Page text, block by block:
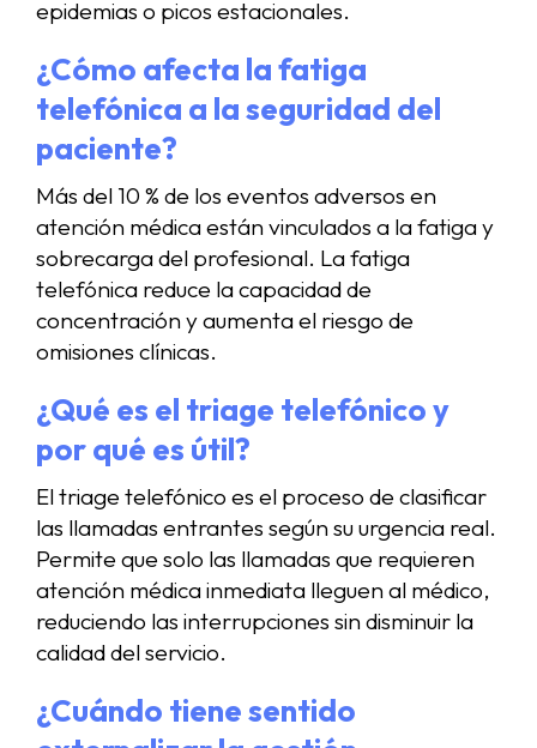
epidemias o picos estacionales.
¿Cómo afecta la fatiga
telefónica a la seguridad del
paciente?
Más del 10 % de los eventos adversos en
atención médica están vinculados a la fatiga y
sobrecarga del profesional. La fatiga
telefónica reduce la capacidad de
concentración y aumenta el riesgo de
omisiones clínicas.
¿Qué es el triage telefónico y
por qué es útil?
El triage telefónico es el proceso de clasificar
las llamadas entrantes según su urgencia real.
Permite que solo las llamadas que requieren
atención médica inmediata lleguen al médico,
reduciendo las interrupciones sin disminuir la
calidad del servicio.
¿Cuándo tiene sentido